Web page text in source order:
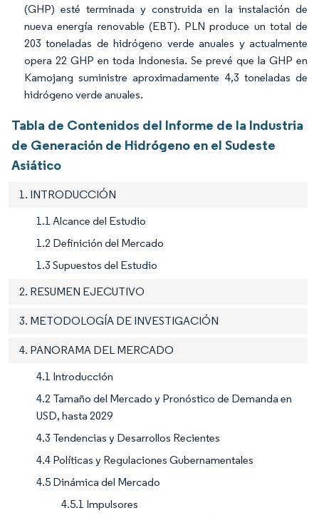
(GHP) esté terminada y construida en la instalación de
nueva energía renovable (EBT). PLN produce un total de
203 toneladas de hidrógeno verde anuales y actualmente
opera 22 GHP en toda Indonesia. Se prevé que la GHP en
Kamojang suministre aproximadamente 4,3 toneladas de
hidrógeno verde anuales.
Tabla de Contenidos del Informe de la Industria
de Generación de Hidrógeno en el Sudeste
Asiático
1. INTRODUCCIÓN
1.1 Alcance del Estudio
1.2 Definición del Mercado
1.3 Supuestos del Estudio
2. RESUMEN EJECUTIVO
3. METODOLOGÍA DE INVESTIGACIÓN
4. PANORAMA DEL MERCADO
4.1 Introducción
4.2 Tamaño del Mercado y Pronóstico de Demanda en
USD, hasta 2029
4.3 Tendencias y Desarrollos Recientes
4.4 Políticas y Regulaciones Gubernamentales
4.5 Dinámica del Mercado
4.5.1 Impulsores